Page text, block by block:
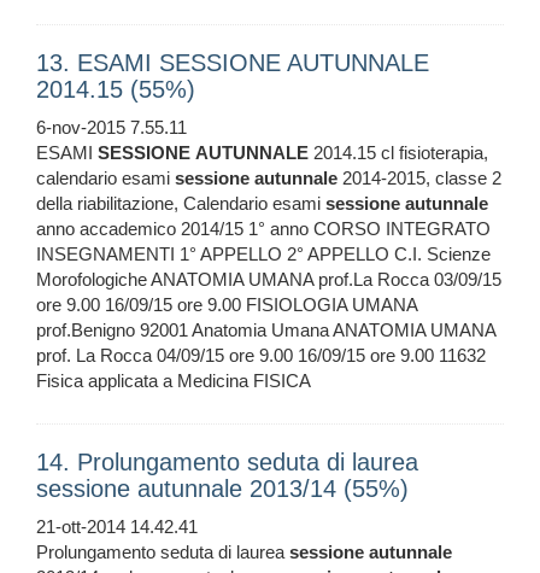
13. ESAMI SESSIONE AUTUNNALE
2014.15 (55%)
6-nov-2015 7.55.11
ESAMI SESSIONE AUTUNNALE 2014.15 cl fisioterapia,
calendario esami sessione autunnale 2014-2015, classe 2
della riabilitazione, Calendario esami sessione autunnale
anno accademico 2014/15 1° anno CORSO INTEGRATO
INSEGNAMENTI 1° APPELLO 2° APPELLO C.I. Scienze
Morofologiche ANATOMIA UMANA prof.La Rocca 03/09/15
ore 9.00 16/09/15 ore 9.00 FISIOLOGIA UMANA
prof.Benigno 92001 Anatomia Umana ANATOMIA UMANA
prof. La Rocca 04/09/15 ore 9.00 16/09/15 ore 9.00 11632
Fisica applicata a Medicina FISICA
14. Prolungamento seduta di laurea
sessione autunnale 2013/14 (55%)
21-ott-2014 14.42.41
Prolungamento seduta di laureasessione autunnale